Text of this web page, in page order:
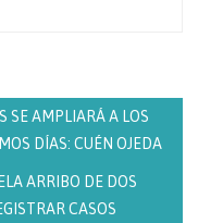
SE AMPLIARÁ A LOS
DÍAS: CUÉN OJEDA
ARRIBO DE DOS
CASOS